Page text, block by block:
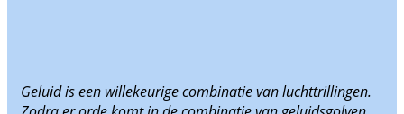
Geluid is een willekeurige combinatie van luchttrillingen.